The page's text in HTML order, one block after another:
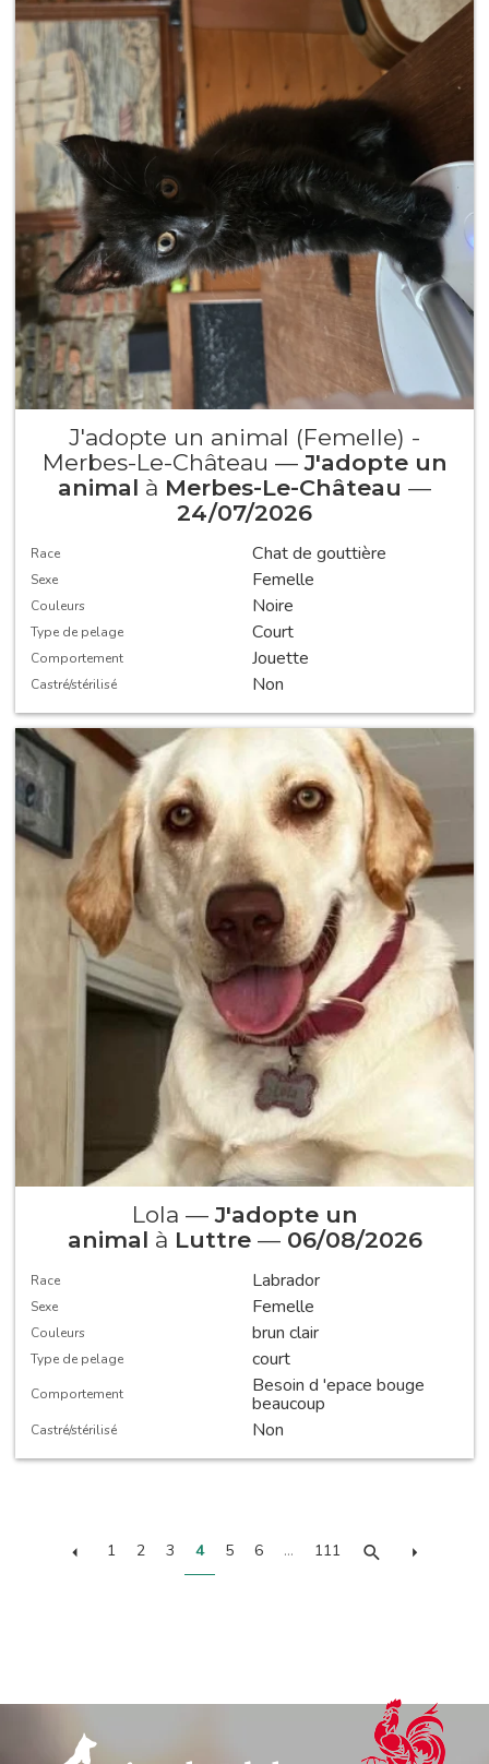
J'adopte un animal (Femelle) -
Merbes-Le-Château —J'adopte un
animal à Merbes-Le-Château —
24/07/2026
Race Chat de gouttière
Sexe Femelle
Couleurs Noire
Type de pelage Court
Comportement Jouette
Castré/stérilisé Non
Lola —J'adopte un
animal à Luttre— 06/08/2026
Race Labrador
Sexe Femelle
Couleurs brun clair
Type de pelage court
Comportement Besoin d 'epace bouge
beaucoup
Castré/stérilisé Non
1 2 3 4 5 6 … 111